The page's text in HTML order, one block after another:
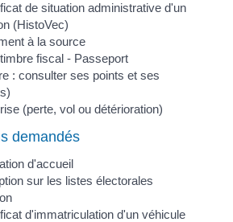
de situation administrative d'un
(HistoVec)
à la source
fiscal - Passeport
: consulter ses points et ses
(perte, vol ou détérioration)
demandés
d'accueil
sur les listes électorales
d'immatriculation d'un véhicule